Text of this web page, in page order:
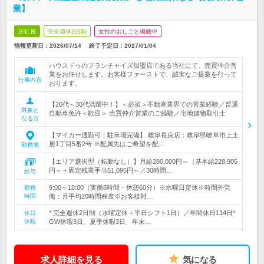
業】
正社員 完全週休2日制 女性のおしごと掲載中
情報更新日：2026/07/14 終了予定日： 2027/01/04
仕事内容
ハウスドゥのフランチャイズ加盟店である当社にて、売買仲介営
業をお任せします。お客様ファーストで、誠実なご提案を行って
おります。
対象と
なる方
【20代～30代活躍中！】＜必須＞不動産業界での営業経験／普通
自動車免許＜歓迎＞ 売買仲介営業のご経験／宅地建物取引士
勤務地
【マイカー通勤可｜駐車場完備】 岐阜長良店：岐阜県岐阜市上土
居1丁目5番2号 ※配属先はご希望を配…
給与
【エリア選択型（転勤なし）】月給280,000円～（基本給228,905
円～＋固定残業手当51,095円～／30時間…
勤務
時間
9:00～18:00（実働8時間・休憩60分）※水曜日定休※時間外労
働：月平均20時間程度※お客様対…
休日
休暇
* 完全週休2日制（水曜定休＋平日シフト1日）／年間休日114日*
GW休暇3日、夏季休暇3日、年末…
求人詳細を見る 気になる